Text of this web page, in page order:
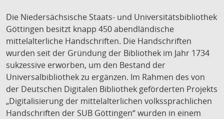
Die Niedersächsische Staats- und Universitätsbibliothek
Göttingen besitzt knapp 450 abendländische
mittelalterliche Handschriften. Die Handschriften
wurden seit der Gründung der Bibliothek im Jahr 1734
sukzessive erworben, um den Bestand der
Universalbibliothek zu ergänzen. Im Rahmen des von
der Deutschen Digitalen Bibliothek geförderten Projekts
„Digitalisierung der mittelalterlichen volkssprachlichen
Handschriften der SUB Göttingen“ wurden in einem